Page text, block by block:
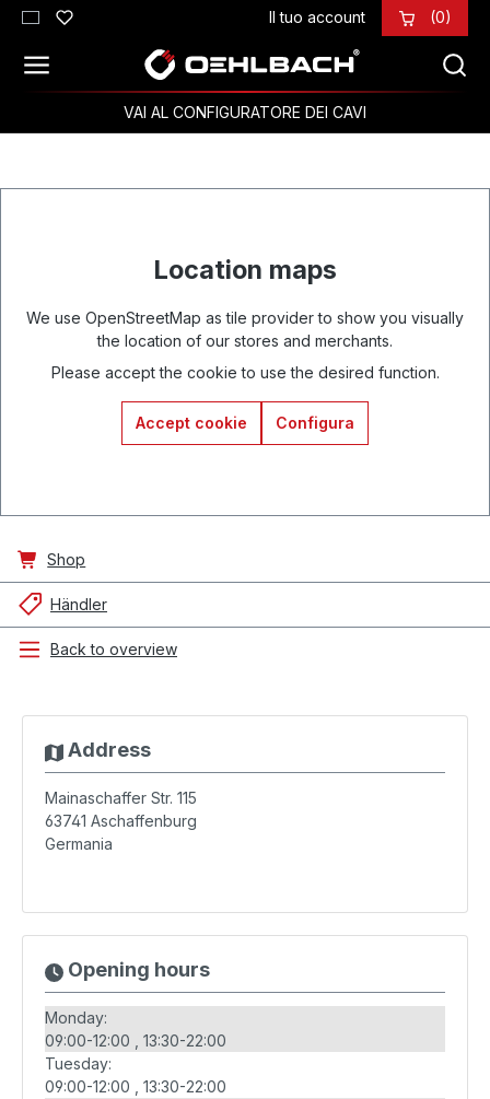
Passa al contenuto principale Il tuo account (0)
VAI AL CONFIGURATORE DEI CAVI
Location maps
We use OpenStreetMap as tile provider to show you visually
the location of our stores and merchants.
Please accept the cookie to use the desired function.
Accept cookie Configura
Shop
Händler
Back to overview
Address
Mainaschaffer Str. 115
63741 Aschaffenburg
Germania
Opening hours
Monday:
09:00-12:00
13:30-22:00
Tuesday:
09:00-12:00
13:30-22:00